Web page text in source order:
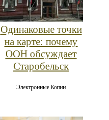
Одинаковые точки
на карте: почему
ООН обсуждает
Старобельск
Электронные Копии